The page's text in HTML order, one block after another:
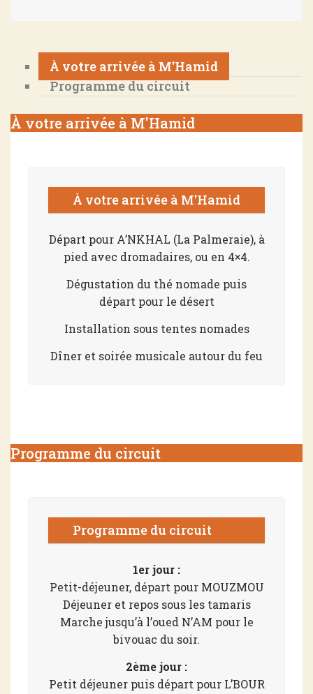
À votre arrivée à M'Hamid
Programme du circuit
À votre arrivée à M'Hamid
À votre arrivée à M'Hamid
Départ pour A’NKHAL (La Palmeraie), à
pied avec dromadaires, ou en 4×4.
Dégustation du thé nomade puis
départ pour le désert
Installation sous tentes nomades
Dîner et soirée musicale autour du feu
Programme du circuit
Programme du circuit
1er jour :
Petit-déjeuner, départ pour MOUZMOU
Déjeuner et repos sous les tamaris
Marche jusqu’à l’oued N’AM pour le
bivouac du soir.
2ème jour :
Petit déjeuner puis départ pour L’BOUR